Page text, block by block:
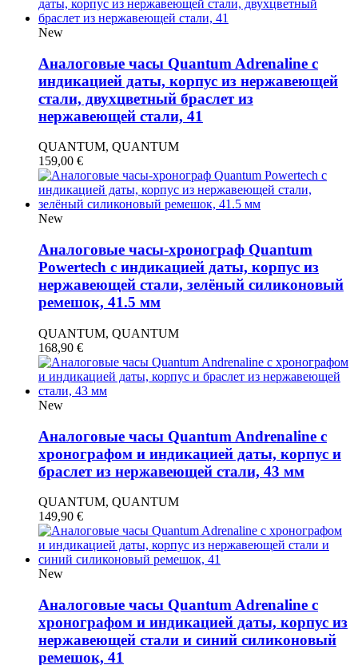
New
Аналоговые часы Quantum Adrenaline с
индикацией даты, корпус из нержавеющей
стали, двухцветный браслет из
нержавеющей стали, 41
QUANTUM, QUANTUM
159,00 €
New
Аналоговые часы-хронограф Quantum
Powertech с индикацией даты, корпус из
нержавеющей стали, зелёный силиконовый
ремешок, 41.5 мм
QUANTUM, QUANTUM
168,90 €
New
Аналоговые часы Quantum Andrenaline с
хронографом и индикацией даты, корпус и
браслет из нержавеющей стали, 43 мм
QUANTUM, QUANTUM
149,90 €
New
Аналоговые часы Quantum Adrenaline с
хронографом и индикацией даты, корпус из
нержавеющей стали и синий силиконовый
ремешок, 41